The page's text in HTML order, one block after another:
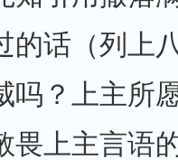
的话（列上
吗？上主所
畏上主言语